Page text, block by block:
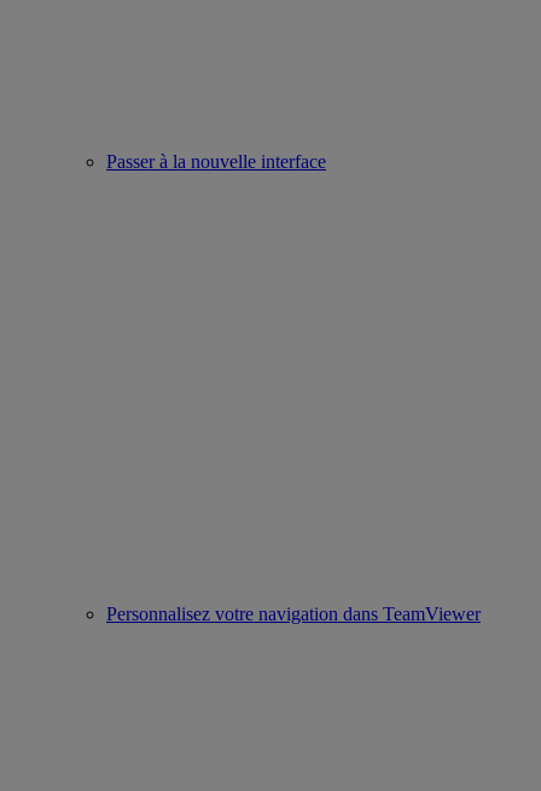
Passer à la nouvelle interface
Personnalisez votre navigation dans TeamViewer